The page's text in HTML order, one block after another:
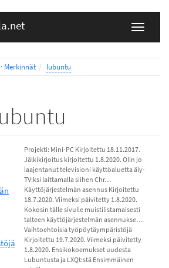
Merkinnät lubuntu
Projekti: Mini-PC Kirjoitettu 18.11.2017.
Jälkikirjoitus kirjoitettu 1.8.2020. Olin jo
laajentanut televisioni käyttöaluetta äly-
TV:ksi laittamalla siihen Chr…
Käyttöjärjestelmän asennus Kirjoitettu
18.7.2020. Viimeksi päivitetty 1.8.2020.
Kokosin tälle sivulle muistilistamaisesti
talteen käyttöjärjestelmän asennukse…
Vaihtoehtoisia työpöytäympäristöjä
Kirjoitettu 19.7.2020. Viimeksi päivitetty
1.8.2020. Ensikokoemukset uudesta
Lubuntusta ja LXQt:stä Ensimmäinen